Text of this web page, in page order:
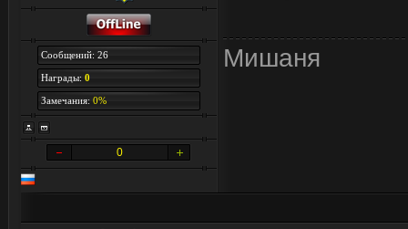
Сообщений: 26
Награды: 0
Замечания: 0%
0
Мишаня